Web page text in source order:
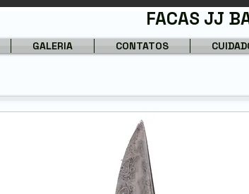
FACAS JJ
GALERIA CONTATOS